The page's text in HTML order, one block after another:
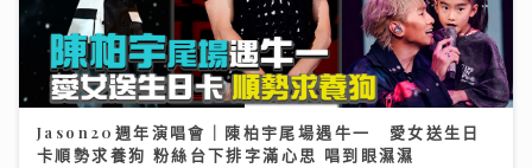
Jason20週年演唱會｜陳柏宇尾場遇牛一 愛女送生日
卡順勢求養狗 粉絲台下排字滿心思 唱到眼濕濕